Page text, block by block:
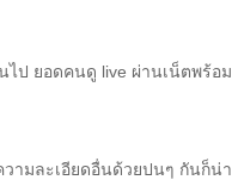
ไป ยอดคนดู live ผ่านเน็ตพร้อม
ามละเอียดอื่นด้วยปนๆ กันก็น่า